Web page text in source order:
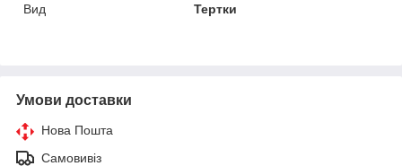
Вид
Тертки
Умови доставки
Нова Пошта
Самовивіз